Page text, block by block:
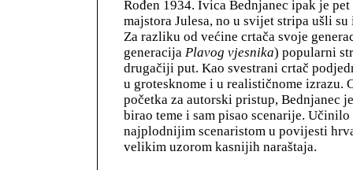
Rođen 1934. Ivica Bednjanec ipak je
majstora Julesa, no u svijet stripa ušli su
Za razliku od većine crtača svoje
generacija Plavog vjesnika) popularni
drugačiji put. Kao svestrani crtač
u grotesknome i u realističnome izrazu.
početka za autorski pristup, Bednjanec
birao teme i sam pisao scenarije. Učinilo
najplodnijim scenaristom u povijesti
velikim uzorom kasnijih naraštaja.